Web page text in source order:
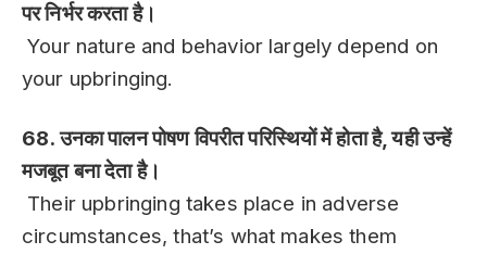
पर निर्भर करता है।
Your nature and behavior largely depend on
your upbringing.
68. उनका पालन पोषण विपरीत परिस्थियों में होता है, यही उन्हें
मजबूत बना देता है।
Their upbringing takes place in adverse
circumstances, that’s what makes them